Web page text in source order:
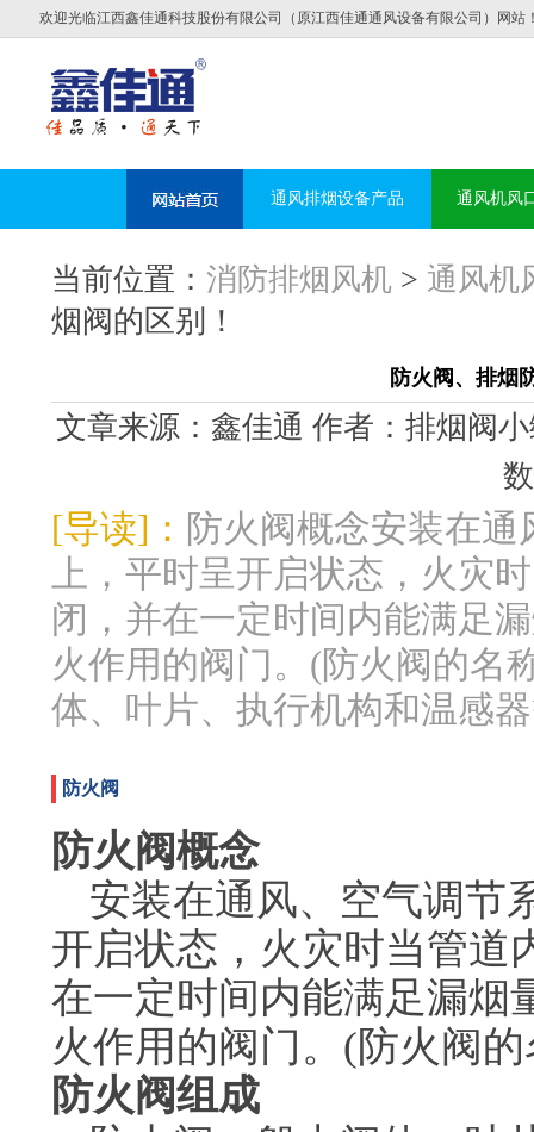
欢迎光临江西鑫佳通科技股份有限公司（原江西佳通通风设备有限公司）网站
通风排烟设备产品 通风机风
当前位置： 消防排烟风机 > 通风机
烟阀的区别！
防火阀、排烟
文章来源：鑫佳通 作者：排烟阀
[导读]： 防火阀概念安装在
上，平时呈开启状态，火灾
闭，并在一定时间内能满足
火作用的阀门。(防火阀的名
体、叶片、执行机构和温感
防火阀
防火阀概念
安装在通风、空气调节
开启状态，火灾时当管
在一定时间内能满足漏烟
火作用的阀门。(防火阀
防火阀组成